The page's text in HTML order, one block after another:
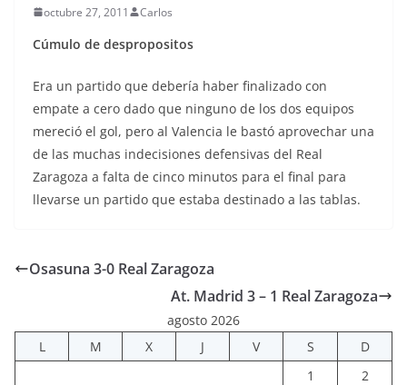
octubre 27, 2011 Carlos
Cúmulo de despropositos
Era un partido que debería haber finalizado con
empate a cero dado que ninguno de los dos equipos
mereció el gol, pero al Valencia le bastó aprovechar una
de las muchas indecisiones defensivas del Real
Zaragoza a falta de cinco minutos para el final para
llevarse un partido que estaba destinado a las tablas.
Osasuna 3-0 Real Zaragoza
At. Madrid 3 – 1 Real Zaragoza
agosto 2026
L
M X J V S
D
1
2